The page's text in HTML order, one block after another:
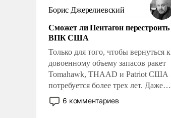
слабым, идти вперед и
адаптироваться.
Борис Джерелиевский
Сможет ли Пентагон перестроить
ВПК США
Только для того, чтобы вернуться к
довоенному объему запасов ракет
Tomahawk, THAAD и Patriot США
потребуется более трех лет. Даже
небольшая война с Ираном
опустошила американские
6 комментариев